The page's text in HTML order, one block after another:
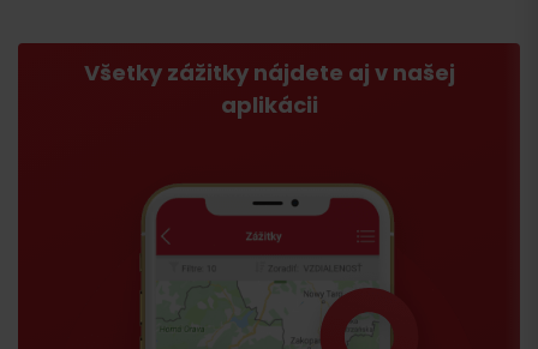
Všetky zážitky nájdete aj v našej
aplikácii